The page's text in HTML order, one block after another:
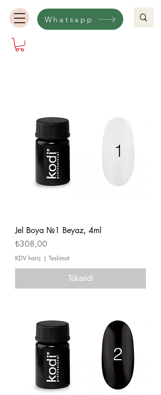
Whatsapp
Jel Boya №1 Beyaz, 4ml
Fiyat
₺308,00
KDV hariç | Teslimat
Tükendi